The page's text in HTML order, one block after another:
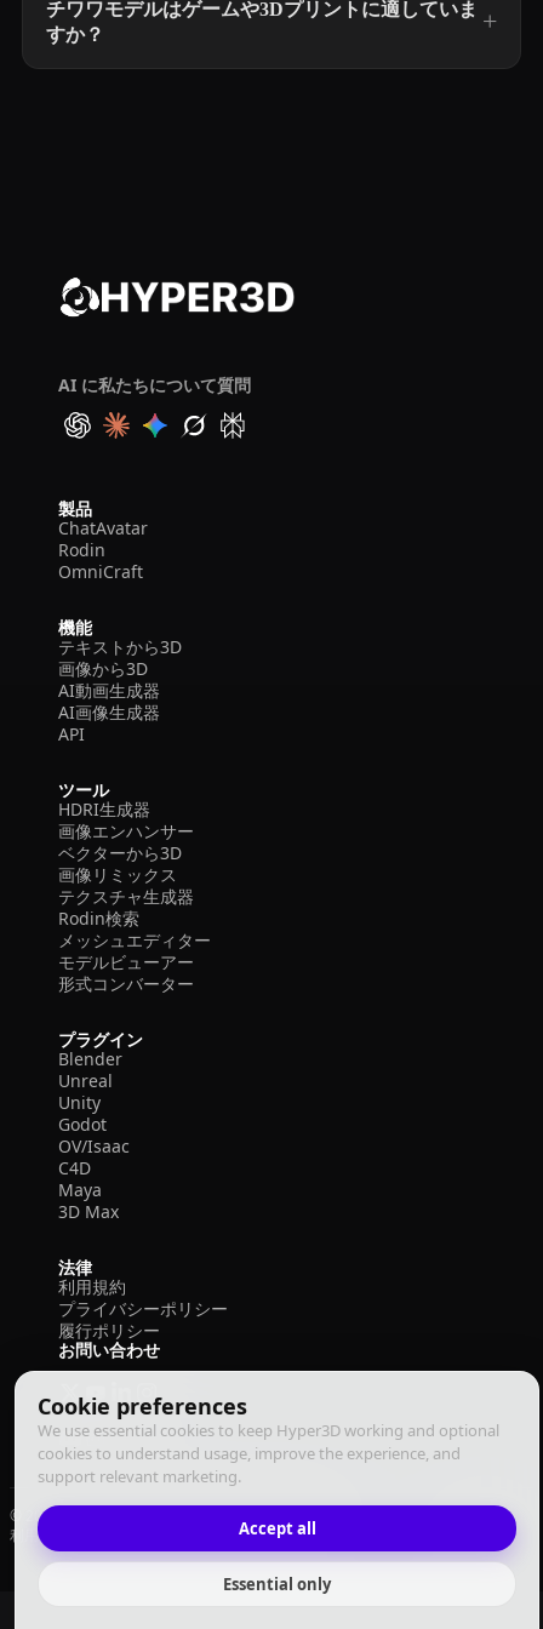
Cookie preferences
We use essential cookies to keep Hyper3D working and optional
cookies to understand usage, improve the experience, and
support relevant marketing.
Accept all
Essential only
チワワモデルはゲームや3Dプリントに適していま
すか？
AI に私たちについて質問
製品
ChatAvatar
Rodin
OmniCraft
機能
テキストから3D
画像から3D
AI動画生成器
AI画像生成器
API
ツール
HDRI生成器
画像エンハンサー
ベクターから3D
画像リミックス
テクスチャ生成器
Rodin検索
メッシュエディター
モデルビューアー
形式コンバーター
プラグイン
Blender
Unreal
Unity
Godot
OV/Isaac
C4D
Maya
3D Max
法律
利用規約
プライバシーポリシー
履行ポリシー
お問い合わせ
© 2026 Deemos Corporation. All rights reserved
利用規約
履行ポリシー 日本語